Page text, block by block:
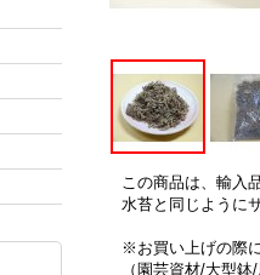
この商品は、輸入
水苔と同じように
※お買い上げの際
（園芸資材/大型